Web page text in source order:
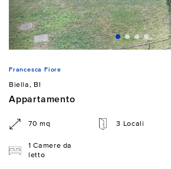
Francesca Fiore
Biella, BI
Appartamento
70 mq 3 Locali
1 Camere da
letto